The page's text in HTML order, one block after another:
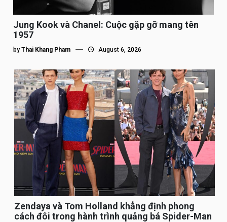
Jung Kook và Chanel: Cuộc gặp gỡ mang tên
1957
by Thai Khang Pham August 6, 2026
Zendaya và Tom Holland khẳng định phong
cách đôi trong hành trình quảng bá Spider-Man